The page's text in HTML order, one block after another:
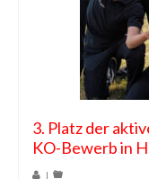
3. Platz der
KO-Bewerb in
|